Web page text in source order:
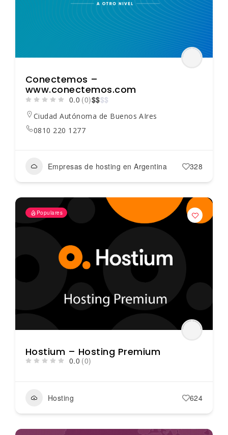
Conectemos –
www.conectemos.com
0.0 (0)$$$$
Ciudad Autónoma de Buenos AIres
0810 220 1277
Empresas de hosting en Argentina 328
Populares
Hostium – Hosting Premium
0.0 (0)
Hosting 624